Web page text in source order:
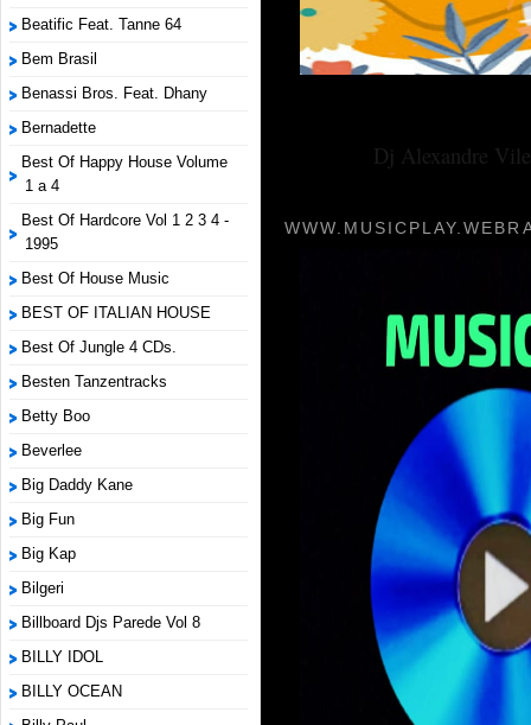
Beatific Feat. Tanne 64
Bem Brasil
Benassi Bros. Feat. Dhany
Bernadette
Best Of Happy House Volume
1 a 4
Best Of Hardcore Vol 1 2 3 4 -
1995
Best Of House Music
BEST OF ITALIAN HOUSE
Best Of Jungle 4 CDs.
Besten Tanzentracks
Betty Boo
Beverlee
Big Daddy Kane
Big Fun
Big Kap
Bilgeri
Billboard Djs Parede Vol 8
BILLY IDOL
BILLY OCEAN
Dj Alexandre